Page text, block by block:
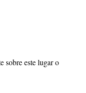
sobre este lugar o